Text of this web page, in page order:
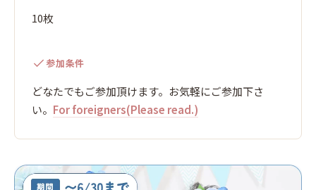
10枚
参加条件
どなたでもご参加頂けます。お気軽にご参加下さ
い。 For foreigners(Please read.)